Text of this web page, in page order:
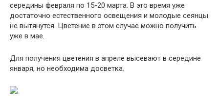
середины февраля по 15-20 марта. В это время уже
достаточно естественного освещения и молодые сеянцы
не вытянутся. Цветение в этом случае можно получить
уже в мае.
Для получения цветения в апреле высевают в середине
января, но необходима досветка.